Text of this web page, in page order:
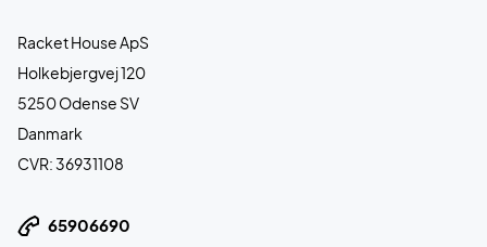
Racket House ApS
Holkebjergvej 120
5250 Odense SV
Danmark
CVR: 36931108
65906690